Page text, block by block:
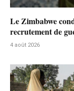
Le Zimbabwe
recrutement de
4 août 2026